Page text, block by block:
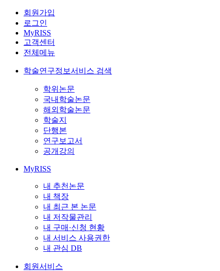
회원가입
로그인
MyRISS
고객센터
전체메뉴
학술연구정보서비스 검색
학위논문
국내학술논문
해외학술논문
학술지
단행본
연구보고서
공개강의
MyRISS
내 추천논문
내 책장
내 최근 본 논문
내 저작물관리
내 구매·신청 현황
내 서비스 사용권한
내 관심 DB
회원서비스